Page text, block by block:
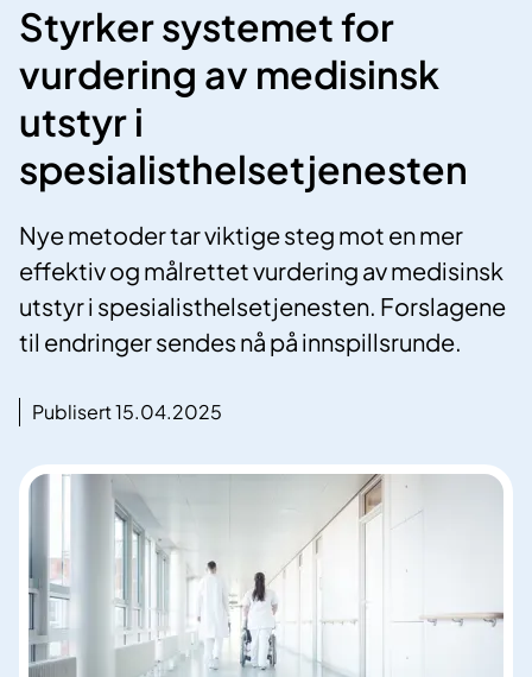
Styrker systemet for
vurdering av medisinsk
utstyr i
spesialisthelsetjenesten
Nye metoder tar viktige steg mot en mer
effektiv og målrettet vurdering av medisinsk
utstyr i spesialisthelsetjenesten. Forslagene
til endringer sendes nå på innspillsrunde.
Publisert 15.04.2025